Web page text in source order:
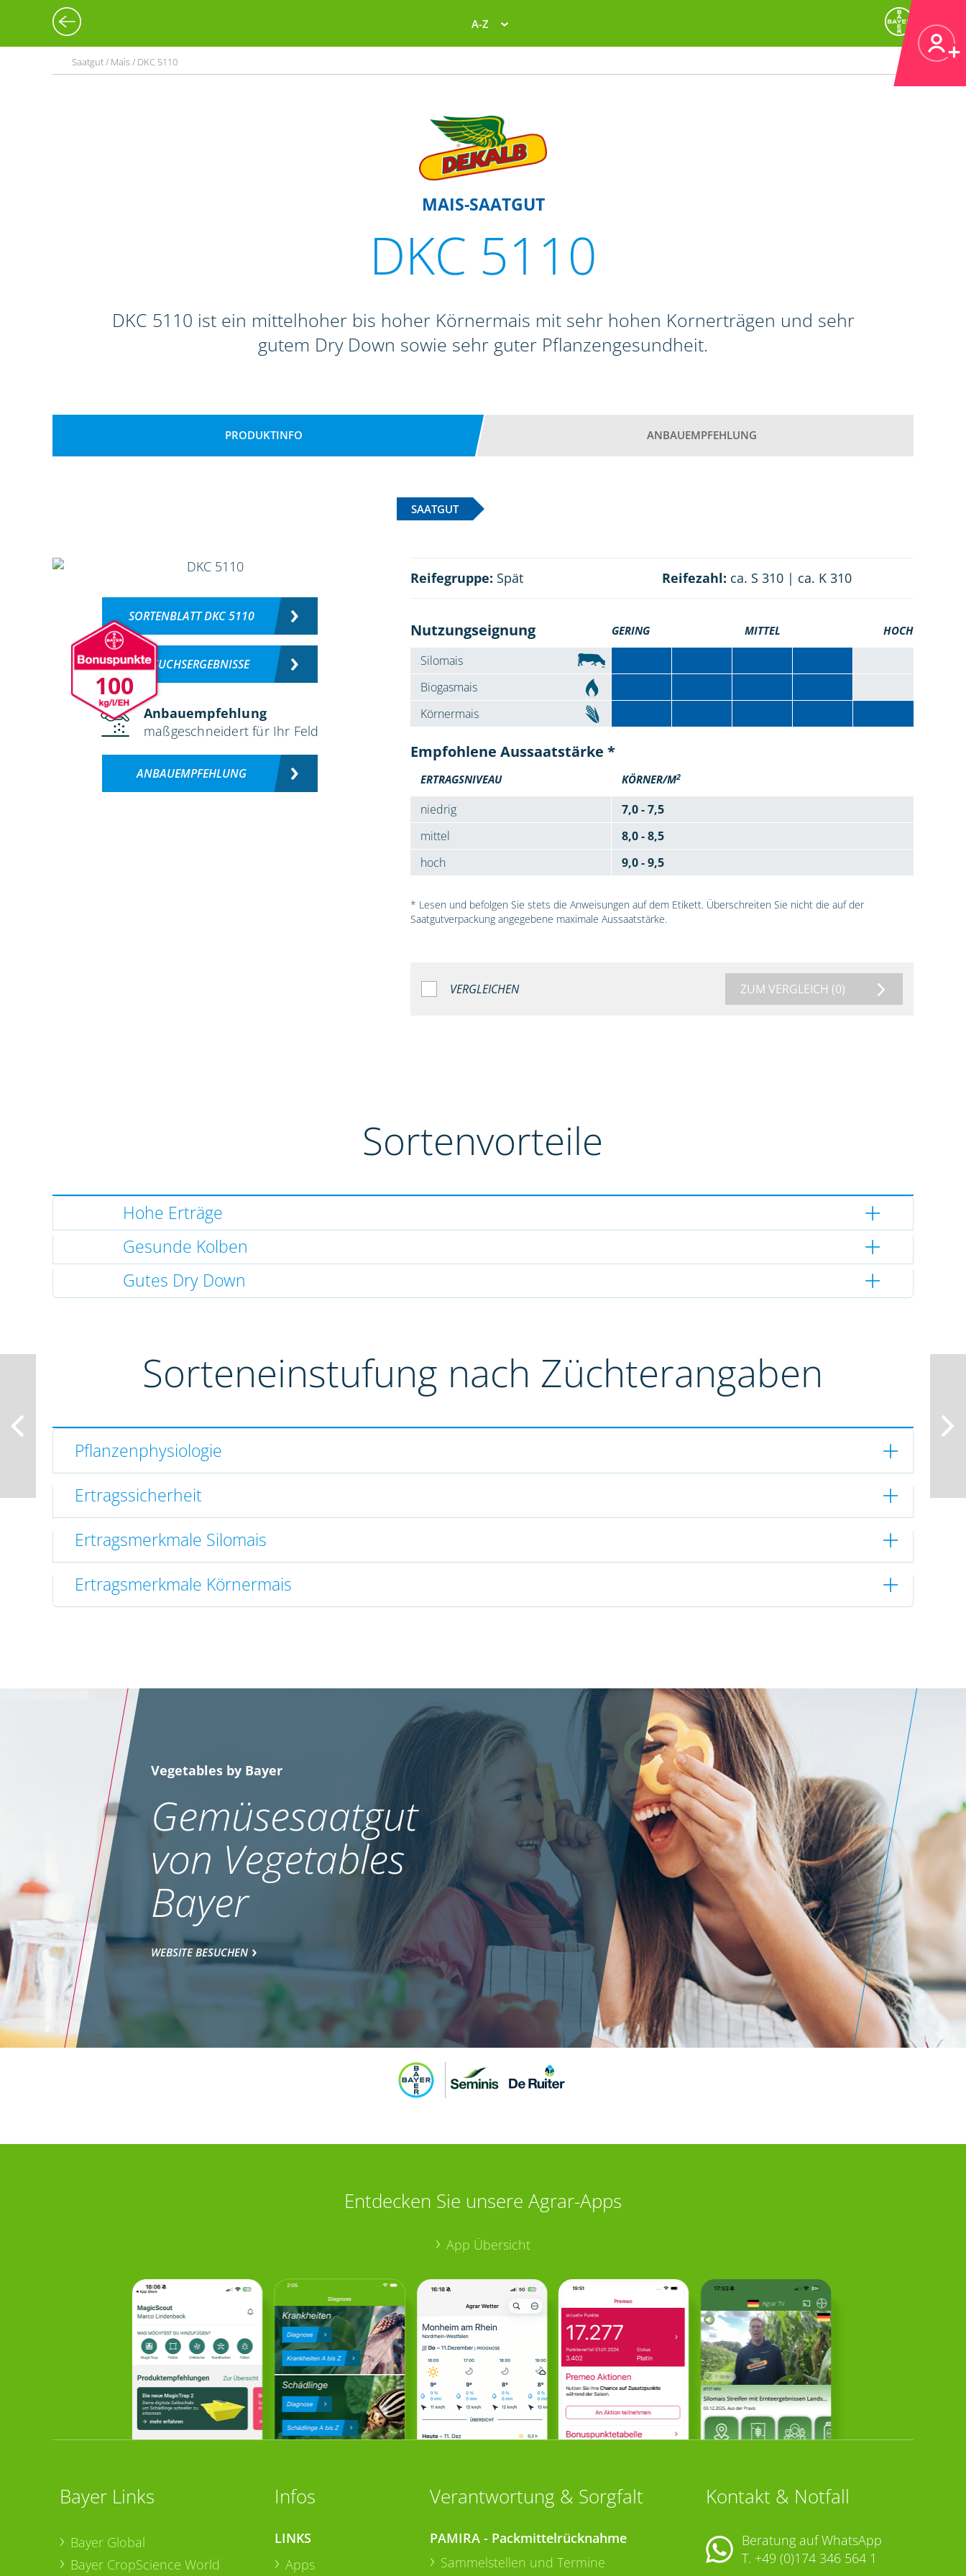
A-Z
Saatgut / Mais / DKC 5110
MAIS-SAATGUT
DKC 5110
DKC 5110 ist ein mittelhoher bis hoher Körnermais mit sehr hohen Kornerträgen und sehr
gutem Dry Down sowie sehr guter Pflanzengesundheit.
PRODUKTINFO ANBAUEMPFEHLUNG
SAATGUT
100
SORTENBLATT DKC 5110
VERSUCHSERGEBNISSE
Anbauempfehlung
maßgeschneidert für Ihr Feld
ANBAUEMPFEHLUNG
Reifegruppe: Spät Reifezahl: ca. S 310 | ca. K 310
Nutzungseignung GERING MITTEL HOCH
Silomais
Biogasmais
Körnermais
Empfohlene Aussaatstärke *
ERTRAGSNIVEAU KÖRNER/M2
niedrig
7,0 - 7,5
mittel
8,0 - 8,5
hoch
9,0 - 9,5
* Lesen und befolgen Sie stets die Anweisungen auf dem Etikett. Überschreiten Sie nicht die auf der
Saatgutverpackung angegebene maximale Aussaatstärke.
VERGLEICHEN ZUM VERGLEICH (0)
Sortenvorteile
Hohe Erträge
Gesunde Kolben
Gutes Dry Down
Sorteneinstufung nach Züchterangaben
Pflanzenphysiologie
Ertragssicherheit
Ertragsmerkmale Silomais
Ertragsmerkmale Körnermais
Vegetables by Bayer
Gemüsesaatgut
von Vegetables
Bayer
WEBSITE BESUCHEN
Entdecken Sie unsere Agrar-Apps
App Übersicht
Bayer Links
Bayer Global
Bayer CropScience World
Infos
LINKS
Apps
Verantwortung & Sorgfalt
PAMIRA - Packmittelrücknahme
Sammelstellen und Termine
Kontakt & Notfall
Beratung auf WhatsApp
T. +49 (0)174 346 564 1